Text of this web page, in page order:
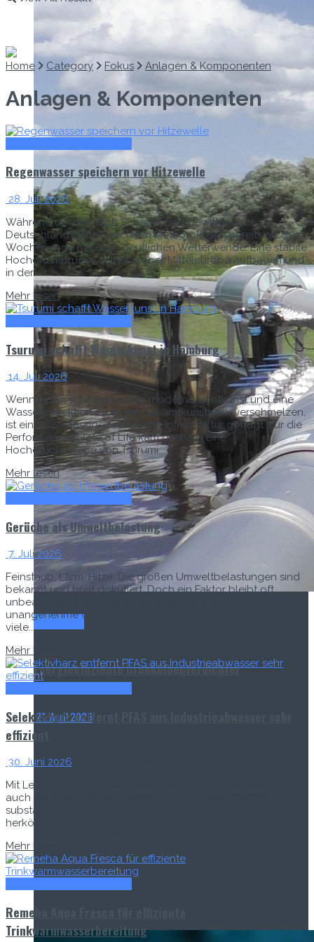
Titel-Thema
Energieeffiziente Drehkolbenverdichter
21. April 2026
Betriebssicherheit, Zuverlässigkeit und
Nebenrolle – und das obwohl...
Home Category Fokus Anlagen & Komponenten
Anlagen & Komponenten
Regenwasser speichern vor Hitzewelle
28. Juli 2026
Während derzeit noch Schauer und Gewitter über
Deutschland ziehen, rechnen Meteorologen bereits ab dem
Wochenende mit einer deutlichen Wetterwende. Eine stabile
Hochdruckbrücke soll sich über Mitteleuropa aufbauen und
in der...
Mehr lesen
Tsurumi schafft Wasserkunst in Hamburg
14. Juli 2026
Wenn japanische Kalligrafie, moderne Lichtkunst und eine
Wasserprojektion zu einem Gesamtkunstwerk verschmelzen,
ist eine zuverlässige technische Infrastruktur gefragt. Für die
Performance Circle of Life kam deshalb eine
Hochdruckpumpe von Tsurumi...
Mehr lesen
Gerüche als Umweltbelastung
7. Juli 2026
Feinstaub, Lärm, Hitze: Die großen Umweltbelastungen sind
bekannt und breit diskutiert. Doch ein Faktor bleibt oft
unbeachtet, obwohl er viele Menschen betrifft:
unangenehme Gerüche aus der urbanen Infrastruktur. Was
viele...
Mehr lesen
Selektivharz entfernt PFAS aus Industrieabwasser sehr
effizient
30. Juni 2026
Mit Lewatit MDS TP 108 bietet LANXESS ein Selektivharz, das
auch kurz- und ultrakurzkettige Per- und polyfluoroalkyl
substances aus Abwasser entfernt – eine Aufgabe, an der
herkömmliche Ionenaustauscher-Harze und Aktivkohlefilter...
Mehr lesen
Remeha Aqua Fresca für effiziente
Trinkwarmwasserbereitung